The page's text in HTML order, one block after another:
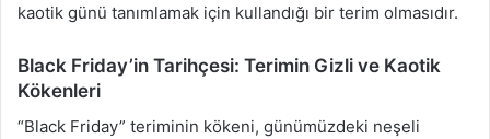
kaotik günü tanımlamak için kullandığı bir terim olmasıdır.
Black Friday’in Tarihçesi: Terimin Gizli ve Kaotik
Kökenleri
“Black Friday” teriminin kökeni, günümüzdeki neşeli